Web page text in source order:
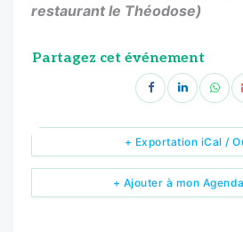
restaurant le Théodose)
Partagez cet événement
+ Ajouter à mon
+ Exportation iCal /